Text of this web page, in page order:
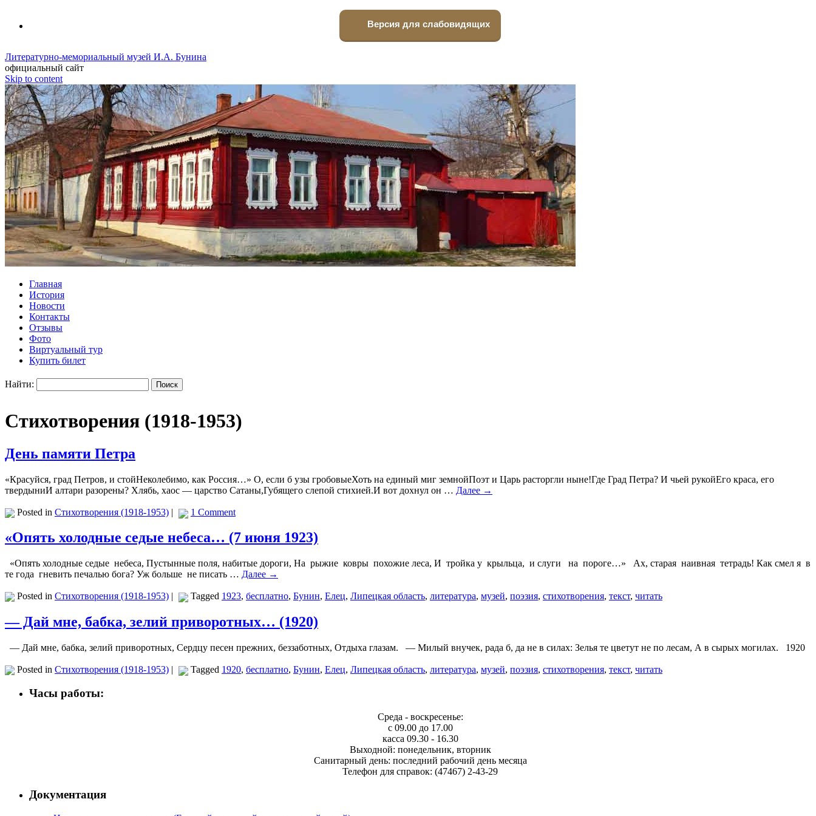
Версия для слабовидящих
Литературно-мемориальный музей И.А. Бунина
официальный сайт
Skip to content
Главная
История
Новости
Контакты
Отзывы
Фото
Виртуальный тур
Купить билет
Найти:
Стихотворения (1918-1953)
День памяти Петра
«Красуйся, град Петров, и стойНеколебимо, как Россия…» О, если б узы гробовыеХоть на единый миг земнойПоэт и Царь расторгли ныне!Где Град Петра? И чьей рукойЕго краса, его
твердыниИ алтари разорены? Хлябь, хаос — царство Сатаны,Губящего слепой стихией.И вот дохнул он … Далее →
Posted in Стихотворения (1918-1953) | 1 Comment
«Опять холодные седые небеса… (7 июня 1923)
«Опять холодные седые небеса, Пустынные поля, набитые дороги, На рыжие ковры похожие леса, И тройка у крыльца, и слуги на пороге…» Ах, старая наивная тетрадь! Как смел я в
те года гневить печалью бога? Уж больше не писать … Далее →
Posted in Стихотворения (1918-1953) | Tagged 1923, бесплатно, Бунин, Елец, Липецкая область, литература, музей, поэзия, стихотворения, текст, читать
— Дай мне, бабка, зелий приворотных… (1920)
— Дай мне, бабка, зелий приворотных, Сердцу песен прежних, беззаботных, Отдыха глазам. — Милый внучек, рада б, да не в силах: Зелья те цветут не по лесам, А в сырых могилах. 1920
Posted in Стихотворения (1918-1953) | Tagged 1920, бесплатно, Бунин, Елец, Липецкая область, литература, музей, поэзия, стихотворения, текст, читать
Часы работы:
Среда - воскресенье:
с 09.00 до 17.00
касса 09.30 - 16.30
Выходной: понедельник, вторник
Санитарный день: последний рабочий день месяца
Телефон для справок: (47467) 2-43-29
Документация